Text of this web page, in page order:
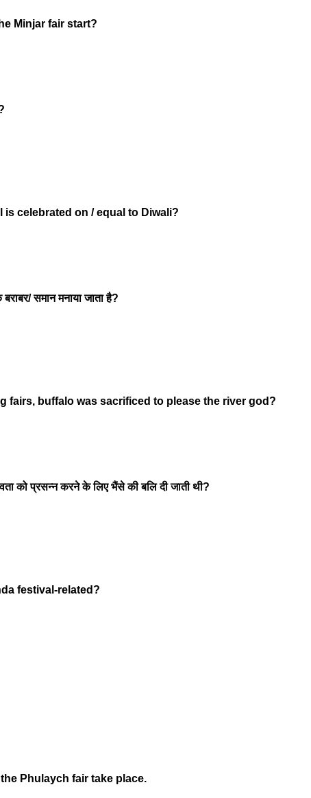
Minjar fair start?
celebrated on / equal to Diwali?
समान मनाया जाता है?
fairs, buffalo was sacrificed to please the river god?
को प्रसन्न करने के लिए भैंसे की बलि दी जाती थी?
festival-related?
Phulaych fair take place.